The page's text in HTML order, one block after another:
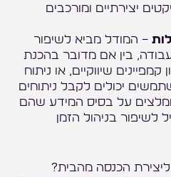
יצירתיים ומורכבים
– המודל מביא לשיפור
בין אם מדובר בהכנת
קמפיינים שיווקיים, או ניתוח
יכולים לקבל ניתוחים
על בסיס המידע שהם
לשיפור בניהול הזמן
הכנסה מהבית?